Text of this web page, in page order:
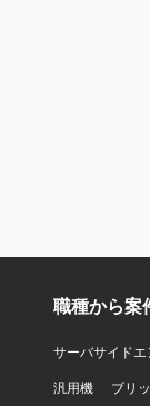
職種から案
サーバサイドエ
汎用機
ブリ